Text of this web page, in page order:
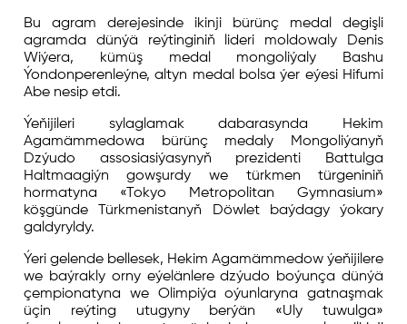
Bu agram derejesinde ikinji bürünç medal degişli
agramda dünýä reýtinginiň lideri moldowaly Denis
Wiýera, kümüş medal mongoliýaly Bashu
Ýondonperenleýne, altyn medal bolsa ýer eýesi Hifumi
Abe nesip etdi.
Ýeňijileri sylaglamak dabarasynda Hekim
Agamämmedowa bürünç medaly Mongoliýanyň
Dzýudo assosiasiýasynyň prezidenti Battulga
Haltmaagiýn gowşurdy we türkmen türgeniniň
hormatyna «Tokyo Metropolitan Gymnasium»
köşgünde Türkmenistanyň Döwlet baýdagy ýokary
galdyryldy.
Ýeri gelende bellesek, Hekim Agamämmedow ýeňijilere
we baýrakly orny eýelänlere dzýudo boýunça dünýä
çempionatyna we Olimpiýa oýunlaryna gatnaşmak
üçin reýting utugyny berýän «Uly tuwulga»